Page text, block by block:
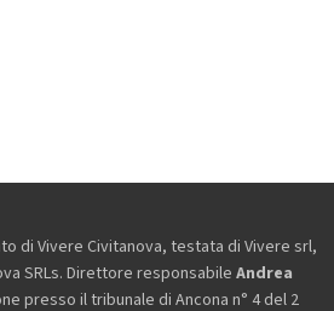
di Vivere Civitanova, testata di Vivere srl,
SRLs. Direttore responsabile Andrea
presso il tribunale di Ancona n° 4 del 2